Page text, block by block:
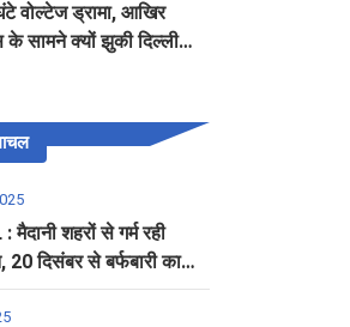
वोल्टेज ड्रामा, आखिर
के सामने क्यों झुकी दिल्ली
शहरों से गर्म रही
20 दिसंबर से बर्फबारी का